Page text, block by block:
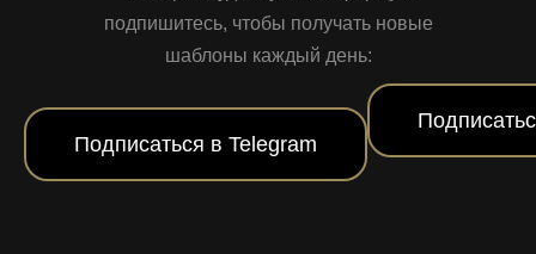
подпишитесь, чтобы получать новые
шаблоны каждый день:
Подписаться в Telegram